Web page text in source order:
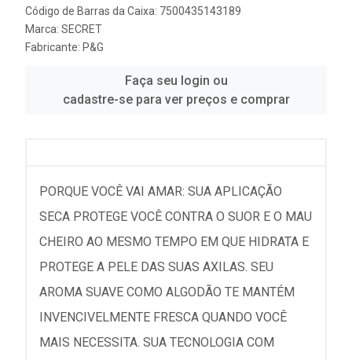
Código de Barras da Caixa: 7500435143189
Marca: SECRET
Fabricante: P&G
Faça seu login ou
cadastre-se para ver preços e comprar
PORQUE VOCÊ VAI AMAR: SUA APLICAÇÃO
SECA PROTEGE VOCÊ CONTRA O SUOR E O MAU
CHEIRO AO MESMO TEMPO EM QUE HIDRATA E
PROTEGE A PELE DAS SUAS AXILAS. SEU
AROMA SUAVE COMO ALGODÃO TE MANTÉM
INVENCIVELMENTE FRESCA QUANDO VOCÊ
MAIS NECESSITA. SUA TECNOLOGIA COM